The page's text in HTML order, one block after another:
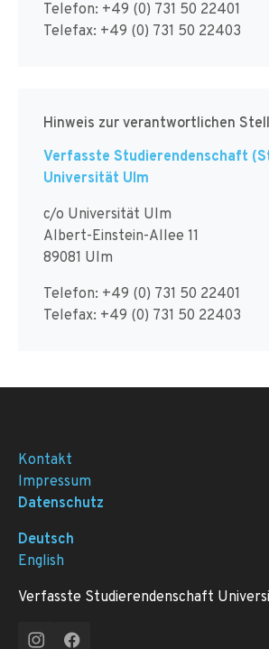
Telefon: +49 (0) 731 50 22401
Telefax: +49 (0) 731 50 22403
Hinweis zur verantwortlichen
Verfasste Studierendenschaft
Universität Ulm
c/o Universität Ulm
Albert-Einstein-Allee 11
89081 Ulm
Telefon: +49 (0) 731 50 22401
Telefax: +49 (0) 731 50 22403
Kontakt
Impressum
Datenschutz
Deutsch
English
Verfasste Studierendenschaft